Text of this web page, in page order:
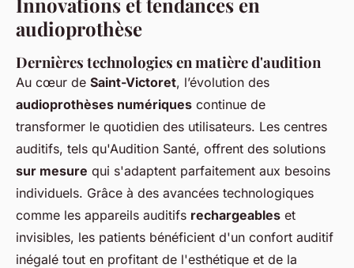
audioprothèse
Dernières technologies en matière d'audition
Au cœur de Saint-Victoret, l’évolution des
audioprothèses numériques continue de
transformer le quotidien des utilisateurs. Les centres
auditifs, tels qu'Audition Santé, offrent des solutions
sur mesure qui s'adaptent parfaitement aux besoins
individuels. Grâce à des avancées technologiques
comme les appareils auditifs rechargeables et
invisibles, les patients bénéficient d'un confort auditif
inégalé tout en profitant de l'esthétique et de la